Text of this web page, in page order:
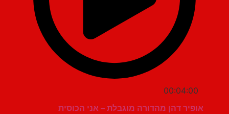
00:04:00
אופיר דהן מהדורה מוגבלת – אני הכוסית